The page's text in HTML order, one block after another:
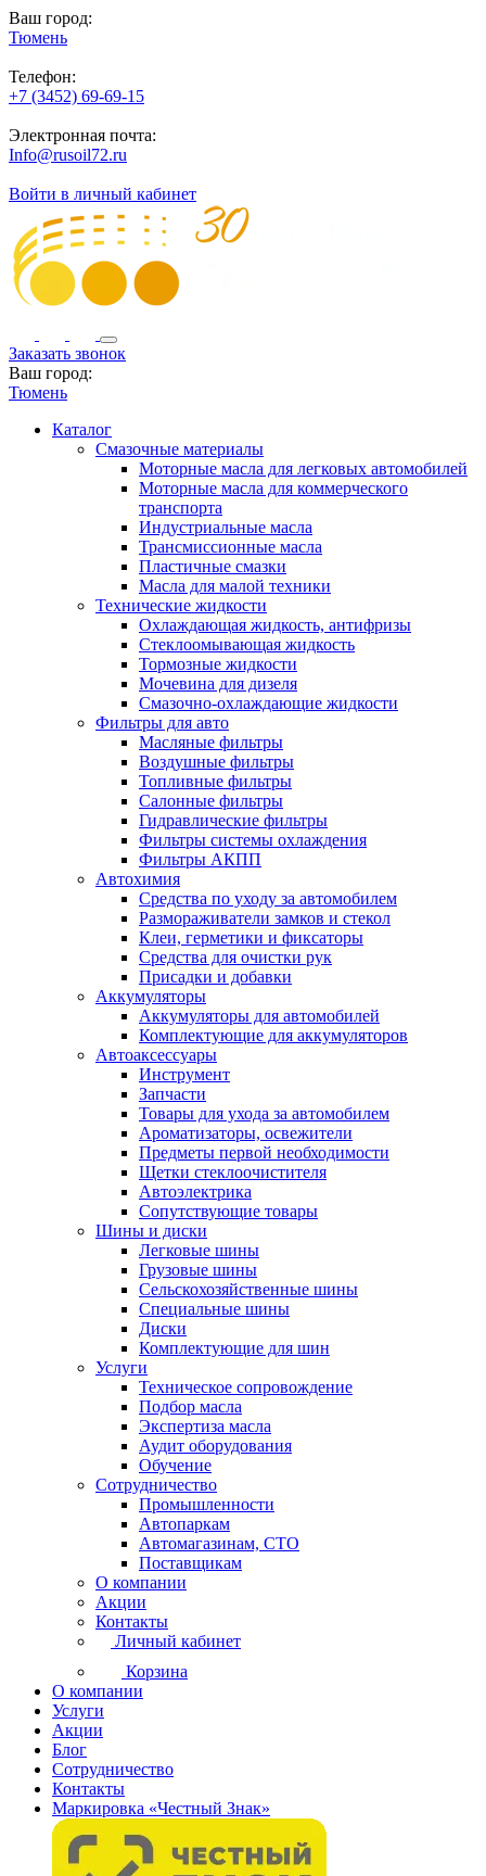
Ваш город:
Тюмень
Телефон:
+7 (3452) 69-69-15
Электронная почта:
Info@rusoil72.ru
Войти в личный кабинет
Заказать звонок
Ваш город:
Тюмень
Каталог
Смазочные материалы
Моторные масла для легковых автомобилей
Моторные масла для коммерческого
транспорта
Индустриальные масла
Трансмиссионные масла
Пластичные смазки
Масла для малой техники
Технические жидкости
Охлаждающая жидкость, антифризы
Стеклоомывающая жидкость
Тормозные жидкости
Мочевина для дизеля
Смазочно-охлаждающие жидкости
Фильтры для авто
Масляные фильтры
Воздушные фильтры
Топливные фильтры
Салонные фильтры
Гидравлические фильтры
Фильтры системы охлаждения
Фильтры АКПП
Автохимия
Средства по уходу за автомобилем
Размораживатели замков и стекол
Клеи, герметики и фиксаторы
Средства для очистки рук
Присадки и добавки
Аккумуляторы
Аккумуляторы для автомобилей
Комплектующие для аккумуляторов
Автоаксессуары
Инструмент
Запчасти
Товары для ухода за автомобилем
Ароматизаторы, освежители
Предметы первой необходимости
Щетки стеклоочистителя
Автоэлектрика
Сопутствующие товары
Шины и диски
Легковые шины
Грузовые шины
Сельскохозяйственные шины
Специальные шины
Диски
Комплектующие для шин
Услуги
Техническое сопровождение
Подбор масла
Экспертиза масла
Аудит оборудования
Обучение
Сотрудничество
Промышленности
Автопаркам
Автомагазинам, СТО
Поставщикам
О компании
Акции
Контакты
Личный кабинет
Корзина
О компании
Услуги
Акции
Блог
Сотрудничество
Контакты
Маркировка «Честный Знак»